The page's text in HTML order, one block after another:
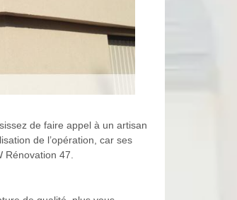
de faire appel à un artisan
de l’opération, car ses
47.